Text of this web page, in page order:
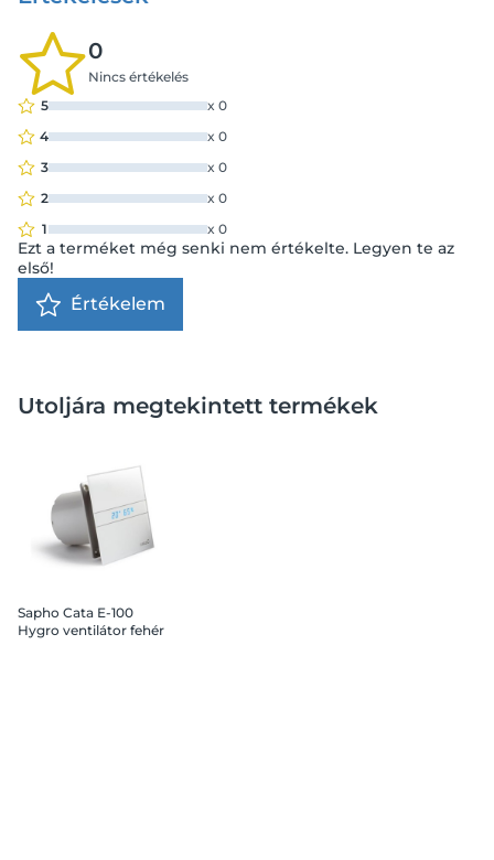
0
Nincs értékelés
5
x 0
4
x 0
3
x 0
2
x 0
1
x 0
Ezt a terméket még senki nem értékelte. Legyen te az
első!
Értékelem
Utoljára megtekintett termékek
Sapho Cata E-100
Hygro ventilátor fehér